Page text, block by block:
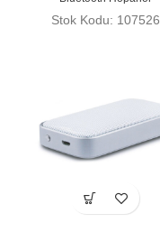
Stok Kodu: 107526